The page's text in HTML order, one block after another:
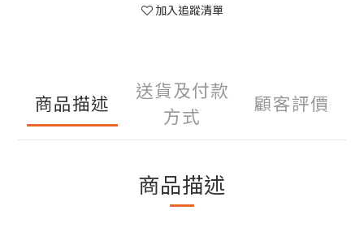
加入追蹤清單
商品描述
送貨及付款
方式
顧客評價
商品描述